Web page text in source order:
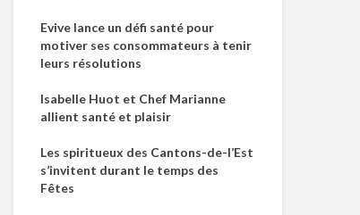
Evive lance un défi santé pour
motiver ses consommateurs à tenir
leurs résolutions
Isabelle Huot et Chef Marianne
allient santé et plaisir
Les spiritueux des Cantons-de-l’Est
s’invitent durant le temps des
Fêtes